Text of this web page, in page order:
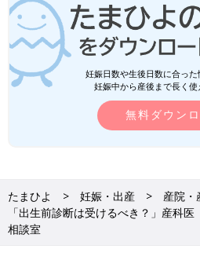
妊娠日数や生後日数に合っ
妊娠中から産後まで長く使
無料ダウン
たまひよ 妊娠・出産 産院・
「出生前診断は受けるべき？」産科
相談室